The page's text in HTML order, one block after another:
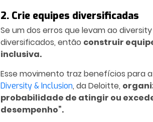
2. Crie equipes diversificadas
Se um dos erros que levam ao
diversificados, então construir
inclusiva.
Esse movimento traz benefícios para
Diversity & Inclusion, da Deloitte,
probabilidade de atingir ou
desempenho”.